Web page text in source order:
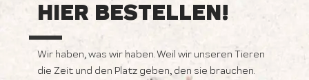
HIER BESTELLEN!
Wir haben, was wir haben. Weil wir unseren Tieren
die Zeit und den Platz geben, den sie brauchen.